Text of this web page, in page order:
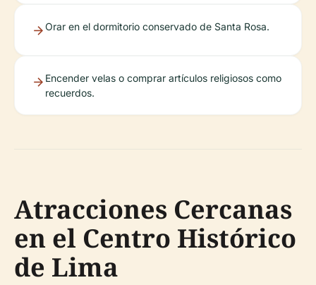
Orar en el dormitorio conservado de Santa Rosa.
Encender velas o comprar artículos religiosos como
recuerdos.
Atracciones Cercanas
en el Centro Histórico
de Lima